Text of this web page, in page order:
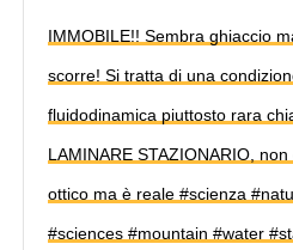
IMMOBILE!! Sembra ghiaccio
scorre! Si tratta di una
fluidodinamica piuttosto rara
LAMINARE STAZIONARIO,
ottico ma è reale #scienza
#sciences #mountain #water